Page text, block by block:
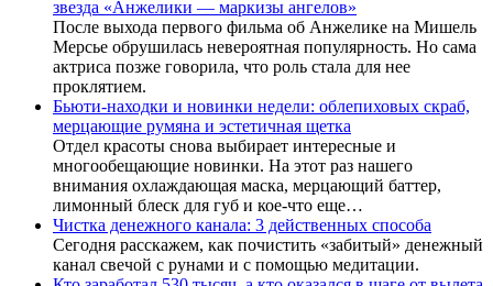
звезда «Анжелики — маркизы ангелов»
После выхода первого фильма об Анжелике на Мишель
Мерсье обрушилась невероятная популярность. Но сама
актриса позже говорила, что роль стала для нее
проклятием.
Бьюти-находки и новинки недели: облепиховых скраб,
мерцающие румяна и эстетичная щетка
Отдел красоты снова выбирает интересные и
многообещающие новинки. На этот раз нашего
внимания охлаждающая маска, мерцающий баттер,
лимонный блеск для губ и кое-что еще…
Чистка денежного канала: 3 действенных способа
Сегодня расскажем, как почистить «забитый» денежный
канал свечой с рунами и с помощью медитации.